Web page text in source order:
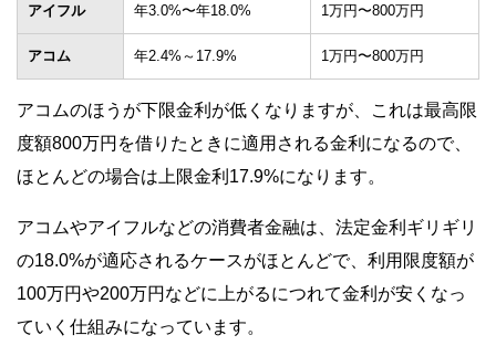
アイフル 年3.0%〜年18.0% 1万円〜800万円
アコム 年2.4%～17.9% 1万円〜800万円
アコムのほうが下限金利が低くなりますが、これは最高限
度額800万円を借りたときに適用される金利になるので、
ほとんどの場合は上限金利17.9%になります。
アコムやアイフルなどの消費者金融は、法定金利ギリギリ
の18.0%が適応されるケースがほとんどで、利用限度額が
100万円や200万円などに上がるにつれて金利が安くなっ
ていく仕組みになっています。